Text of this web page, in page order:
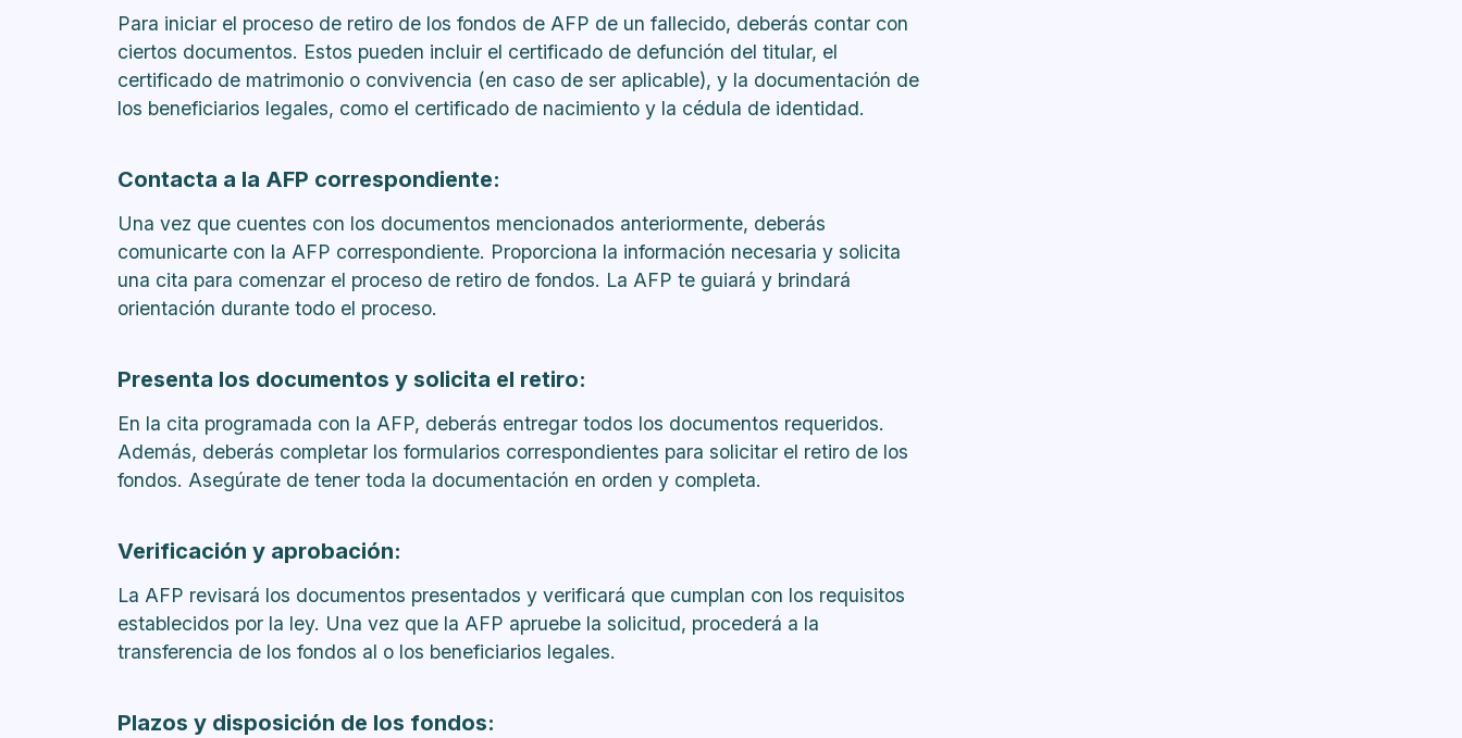
Para iniciar el proceso de retiro de los fondos de AFP de un fallecido, deberás contar con
ciertos documentos. Estos pueden incluir el certificado de defunción del titular, el
certificado de matrimonio o convivencia (en caso de ser aplicable), y la documentación de
los beneficiarios legales, como el certificado de nacimiento y la cédula de identidad.
Contacta a la AFP correspondiente:
Una vez que cuentes con los documentos mencionados anteriormente, deberás
comunicarte con la AFP correspondiente. Proporciona la información necesaria y solicita
una cita para comenzar el proceso de retiro de fondos. La AFP te guiará y brindará
orientación durante todo el proceso.
Presenta los documentos y solicita el retiro:
En la cita programada con la AFP, deberás entregar todos los documentos requeridos.
Además, deberás completar los formularios correspondientes para solicitar el retiro de los
fondos. Asegúrate de tener toda la documentación en orden y completa.
Verificación y aprobación:
La AFP revisará los documentos presentados y verificará que cumplan con los requisitos
establecidos por la ley. Una vez que la AFP apruebe la solicitud, procederá a la
transferencia de los fondos al o los beneficiarios legales.
Plazos y disposición de los fondos: